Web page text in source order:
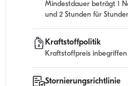
Mindestdauer beträgt 1
und 2 Stunden für
Kraftstoffpolitik
Kraftstoffpreis inbegriffen
Stornierungsrichtlinie